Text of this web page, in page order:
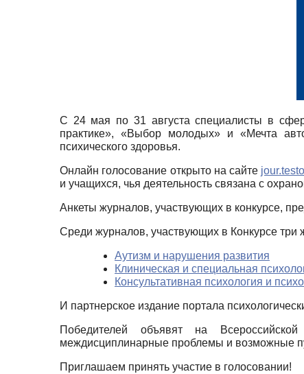
С 24 мая по 31 августа специалисты в
практике», «Выбор молодых» и «Мечта
психического здоровья.
Онлайн голосование открыто на сайте
и учащихся, чья деятельность связана с
Анкеты журналов, участвующих в конкурсе,
Среди журналов, участвующих в Конкурсе три
Аутизм и нарушения развития
Клиническая и специальная
Консультативная психология и
И партнерское издание портала
Победителей объявят на
междисциплинарные проблемы и возможные
Приглашаем принять участие в голосовании!